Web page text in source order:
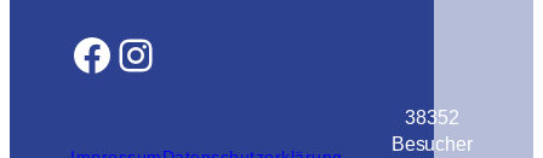
Facebook Instagram
38352
Besucher